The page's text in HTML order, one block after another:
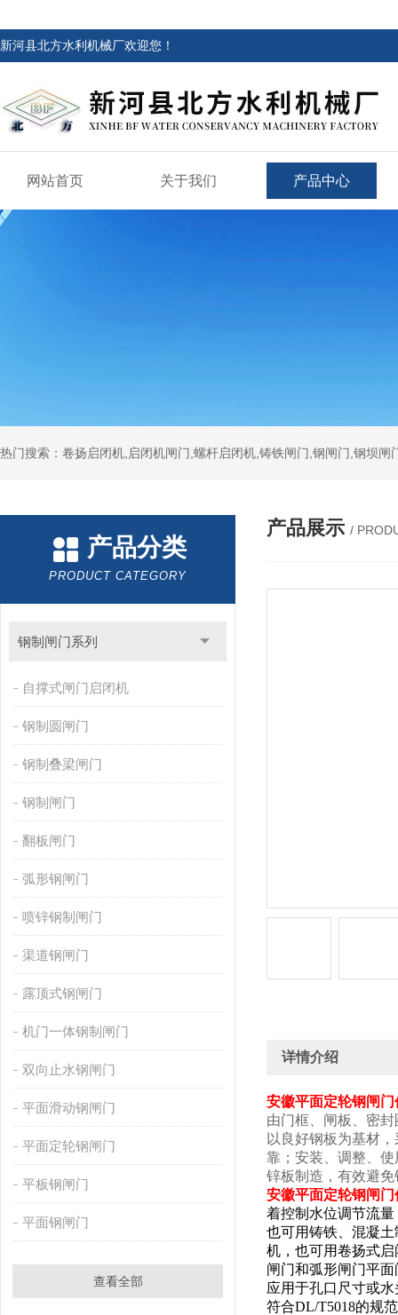
新河县北方水利机械厂欢迎您！
网站首页 关于我们 产品中心
热门搜索：卷扬启闭机,启闭机闸门,螺杆启闭机,铸铁闸门,钢闸门,钢坝
产品分类
PRODUCT CATEGORY
钢制闸门系列
自撑式闸门启闭机
钢制圆闸门
钢制叠梁闸门
钢制闸门
翻板闸门
弧形钢闸门
喷锌钢制闸门
渠道钢闸门
露顶式钢闸门
机门一体钢制闸门
双向止水钢闸门
平面滑动钢闸门
平面定轮钢闸门
平板钢闸门
平面钢闸门
查看全部
产品展示 /
详情介绍
安徽平面定轮钢闸
由门框、闸板、密
以良好钢板为基材
靠；安装、调整、
锌板制造，有效避
安徽平面定轮钢闸
着控制水位调节流
也可用铸铁、混凝
机，也可用卷扬式启
闸门和弧形闸门平
应用于孔口尺寸或
符合DL/T5018的规